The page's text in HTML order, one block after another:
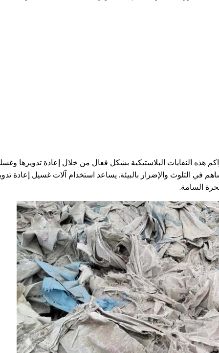
هذه النفايات البلاستيكية بشكل فعال من خلال إعادة تدويرها
في التلوث والإضرار بالبيئة. يساعد استخدام آلات غسيل إعادة
السامة.